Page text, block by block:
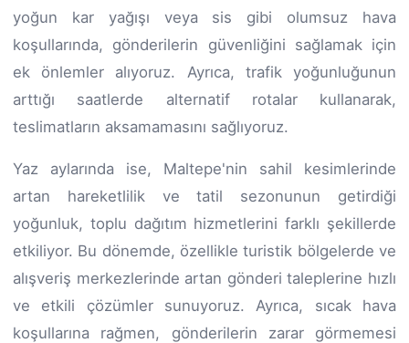
yoğun kar yağışı veya sis gibi olumsuz hava
koşullarında, gönderilerin güvenliğini sağlamak için
ek önlemler alıyoruz. Ayrıca, trafik yoğunluğunun
arttığı saatlerde alternatif rotalar kullanarak,
teslimatların aksamamasını sağlıyoruz.
Yaz aylarında ise, Maltepe'nin sahil kesimlerinde
artan hareketlilik ve tatil sezonunun getirdiği
yoğunluk, toplu dağıtım hizmetlerini farklı şekillerde
etkiliyor. Bu dönemde, özellikle turistik bölgelerde ve
alışveriş merkezlerinde artan gönderi taleplerine hızlı
ve etkili çözümler sunuyoruz. Ayrıca, sıcak hava
koşullarına rağmen, gönderilerin zarar görmemesi